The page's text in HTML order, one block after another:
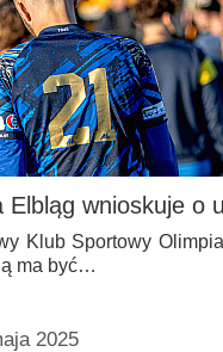
Elbląg wnioskuje o
Klub Sportowy
ma być…
2025